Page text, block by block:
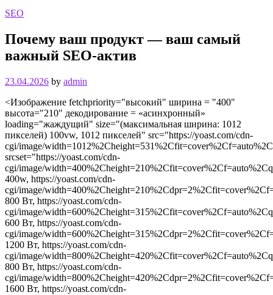
SEO
Почему ваш продукт — ваш самый
важный SEO-актив
23.04.2026 by admin
<Изображение fetchpriority="высокий" ширина = "400"
высота="210" декодирование = «асинхронный»
loading="жаждущий" size="(максимальная ширина: 1012
пикселей) 100vw, 1012 пикселей" src="https://yoast.com/cdn-
cgi/image/
srcset="https://yoast.com/cdn-
cgi/image/
400w, https://yoast.com/cdn-
cgi/image/
800 Вт, https://yoast.com/cdn-
cgi/image/
600 Вт, https://yoast.com/cdn-
cgi/image/
1200 Вт, https://yoast.com/cdn-
cgi/image/
800 Вт, https://yoast.com/cdn-
cgi/image/
1600 Вт, https://yoast.com/cdn-